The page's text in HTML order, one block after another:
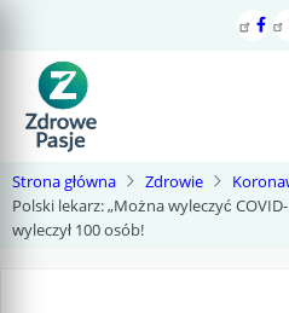
treści
Strona główna Zdrowie
Polski lekarz: „Można wyleczyć
wyleczył 100 osób!